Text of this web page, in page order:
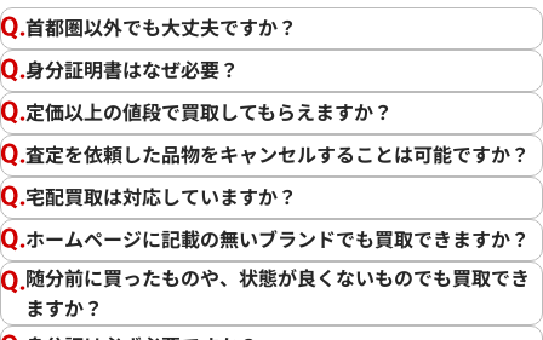
首都圏以外でも大丈夫ですか？
身分証明書はなぜ必要？
定価以上の値段で買取してもらえますか？
査定を依頼した品物をキャンセルすることは可能ですか？
宅配買取は対応していますか？
ホームページに記載の無いブランドでも買取できますか？
随分前に買ったものや、状態が良くないものでも買取でき
ますか？